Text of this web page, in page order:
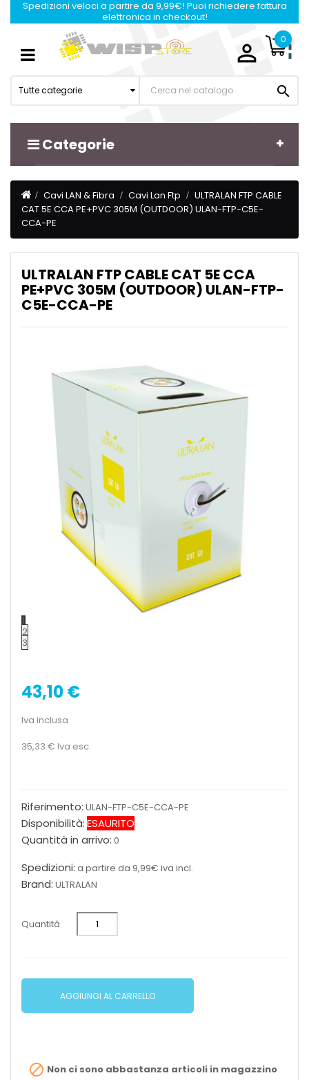
Spedizioni veloci a partire da 9,99€! Puoi richiedere fattura
elettronica in checkout!

0
Tutte categorie 
Categorie
Toggle
Cavi LAN & Fibra Cavi Lan Ftp
ULTRALAN FTP CABLE
CAT 5E CCA PE+PVC 305M (OUTDOOR) ULAN-FTP-C5E-
CCA-PE
ULTRALAN FTP CABLE CAT 5E CCA
PE+PVC 305M (OUTDOOR) ULAN-FTP-
C5E-CCA-PE
1
2
3
43,10 €
Iva inclusa
35,33 € Iva esc.
Riferimento: ULAN-FTP-C5E-CCA-PE
Disponibilità:ESAURITO
Quantità in arrivo: 0
Spedizioni: a partire da 9,99€ iva incl.
Brand: ULTRALAN
Quantità
AGGIUNGI AL CARRELLO
 Non ci sono abbastanza articoli in magazzino